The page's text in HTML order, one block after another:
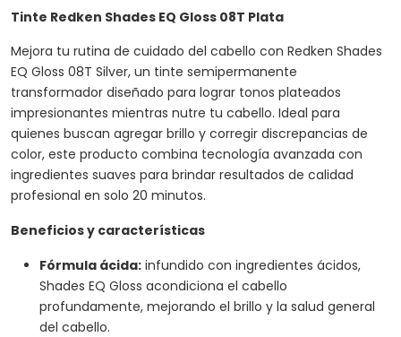
Tinte Redken Shades EQ Gloss 08T Plata
Mejora tu rutina de cuidado del cabello con Redken Shades
EQ Gloss 08T Silver, un tinte semipermanente
transformador diseñado para lograr tonos plateados
impresionantes mientras nutre tu cabello. Ideal para
quienes buscan agregar brillo y corregir discrepancias de
color, este producto combina tecnología avanzada con
ingredientes suaves para brindar resultados de calidad
profesional en solo 20 minutos.
Beneficios y características
Fórmula ácida:infundido con ingredientes ácidos,
Shades EQ Gloss acondiciona el cabello
profundamente, mejorando el brillo y la salud general
del cabello.